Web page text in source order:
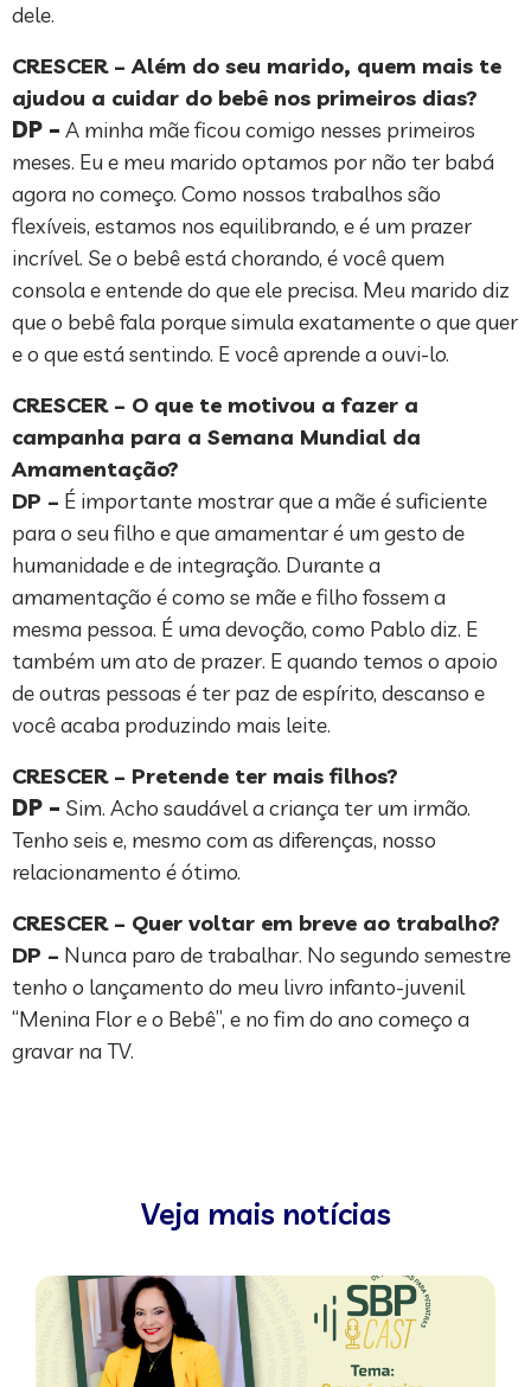
dele.
CRESCER – Além do seu marido, quem mais te
ajudou a cuidar do bebê nos primeiros dias?
DP – A minha mãe ficou comigo nesses primeiros
meses. Eu e meu marido optamos por não ter babá
agora no começo. Como nossos trabalhos são
flexíveis, estamos nos equilibrando, e é um prazer
incrível. Se o bebê está chorando, é você quem
consola e entende do que ele precisa. Meu marido diz
que o bebê fala porque simula exatamente o que quer
e o que está sentindo. E você aprende a ouvi-lo.
CRESCER – O que te motivou a fazer a
campanha para a Semana Mundial da
Amamentação?
DP – É importante mostrar que a mãe é suficiente
para o seu filho e que amamentar é um gesto de
humanidade e de integração. Durante a
amamentação é como se mãe e filho fossem a
mesma pessoa. É uma devoção, como Pablo diz. E
também um ato de prazer. E quando temos o apoio
de outras pessoas é ter paz de espírito, descanso e
você acaba produzindo mais leite.
CRESCER – Pretende ter mais filhos?
DP – Sim. Acho saudável a criança ter um irmão.
Tenho seis e, mesmo com as diferenças, nosso
relacionamento é ótimo.
CRESCER – Quer voltar em breve ao trabalho?
DP – Nunca paro de trabalhar. No segundo semestre
tenho o lançamento do meu livro infanto-juvenil
“Menina Flor e o Bebê”, e no fim do ano começo a
gravar na TV.
Veja mais notícias